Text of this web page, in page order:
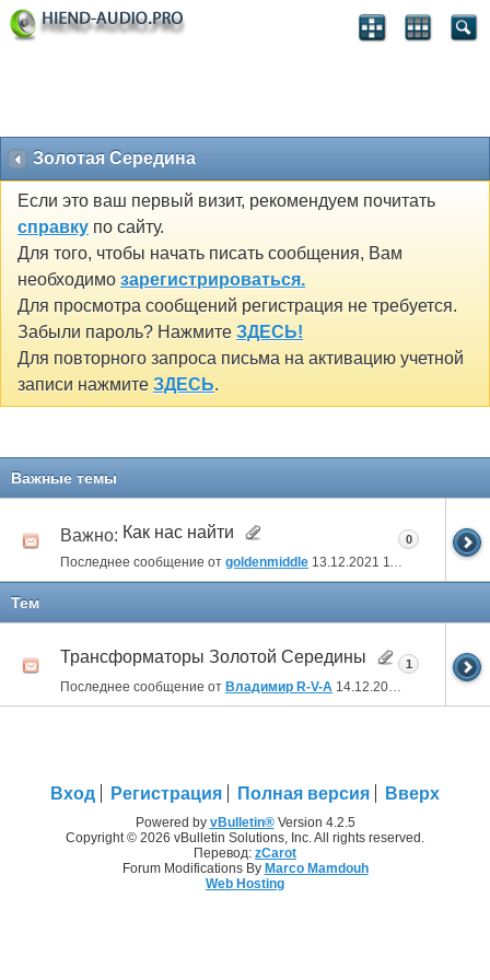
Золотая Середина
Если это ваш первый визит, рекомендуем почитать
справку по сайту.
Для того, чтобы начать писать сообщения, Вам
необходимо зарегистрироваться.
Для просмотра сообщений регистрация не требуется.
Забыли пароль? Нажмите ЗДЕСЬ!
Для повторного запроса письма на активацию учетной
записи нажмите ЗДЕСЬ.
Важные темы
Важно: Как нас найти
Последнее сообщение от goldenmiddle 13.12.2021 11:57
0
Тем
Трансформаторы Золотой Середины
Последнее сообщение от Владимир R-V-A 14.12.2021
1
Вход Регистрация Полная версия Вверх
Powered by vBulletin®Version 4.2.5
Copyright © 2026 vBulletin Solutions, Inc. All rights reserved.
Перевод: zCarot
Forum Modifications By Marco Mamdouh
Web Hosting